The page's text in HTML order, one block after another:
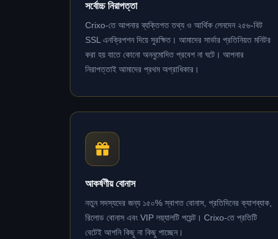
সর্বোচ্চ নিরাপত্তা
Crixo-তে আপনার ব্যক্তিগত তথ্য ও আর্থিক লেনদেন ২৫৬-বিট
SSL এনক্রিপশন দিয়ে সুরক্ষিত। আমাদের সার্ভার প্রতিনিয়ত মনিটর
করা হয় যাতে কোনো অননুমোদিত প্রবেশ না ঘটে। আপনার
নিরাপত্তাই আমাদের প্রথম অগ্রাধিকার।
আকর্ষণীয় বোনাস
নতুন সদস্যদের জন্য ১৫০% স্বাগত বোনাস, প্রতিদিনের ক্যাশব্যাক,
রিলোড বোনাস এবং VIP লয়্যালটি পয়েন্ট। Crixo-তে প্রতিটি
বেটেই আপনি কিছু না কিছু পাচ্ছেন।